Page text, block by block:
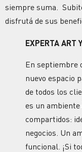
siempre suma.
disfrutá de sus
EXPERTA ART
En septiembre
nuevo espacio
de todos los
es un ambiente
compartidos:
negocios. Un
funcional. ¡Si